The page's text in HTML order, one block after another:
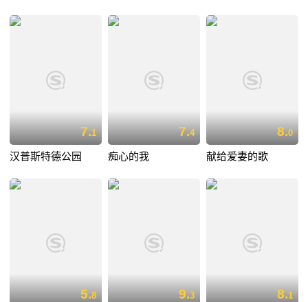
7.1
汉普斯特德公园
7.4
痴心的我
8.0
献给爱妻的歌
5.8 9.3 8.1